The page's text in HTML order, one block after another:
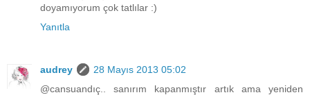
doyamıyorum çok tatlılar :)
Yanıtla
audrey
28 Mayıs 2013 05:02
@cansuandıç.. sanırım kapanmıştır artık ama yeniden